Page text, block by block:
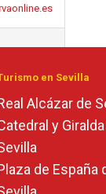
en Sevilla
Alcázar de
y
de España